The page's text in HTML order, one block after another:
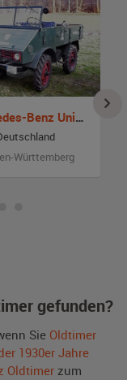
Mercedes-Benz Unimog Cabrio
Württemberg
gefunden?
Sie Oldtimer
1930er Jahre
Oldtimer zum